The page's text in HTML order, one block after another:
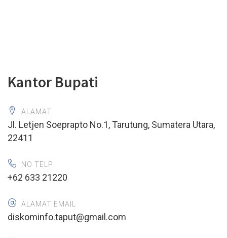
Kantor Bupati
ALAMAT
Jl. Letjen Soeprapto No.1, Tarutung, Sumatera Utara,
22411
NO TELP.
+62 633 21220
ALAMAT EMAIL
diskominfo.taput@gmail.com